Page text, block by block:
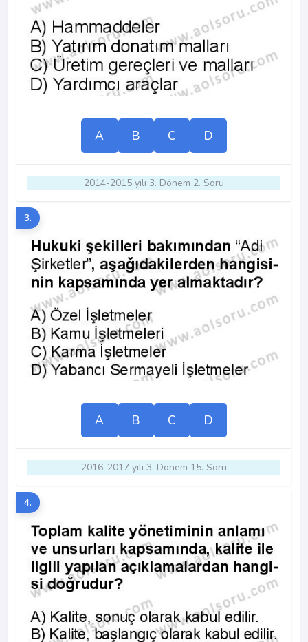
A B C D
2014-2015 yılı 3. Dönem 2. Soru
3.
A B C D
2016-2017 yılı 3. Dönem 15. Soru
4.